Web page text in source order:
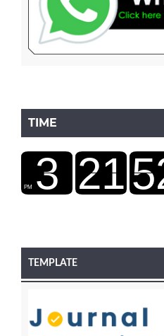
TIME
TEMPLATE